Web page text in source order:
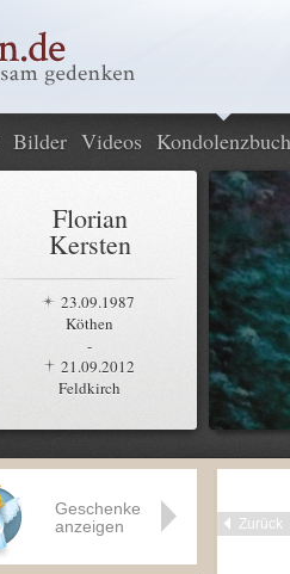
Bilder Videos Kondolenzbuch
Florian
Kersten
23.09.1987
Köthen
-
21.09.2012
Feldkirch
Zurück
Geschenke
anzeigen